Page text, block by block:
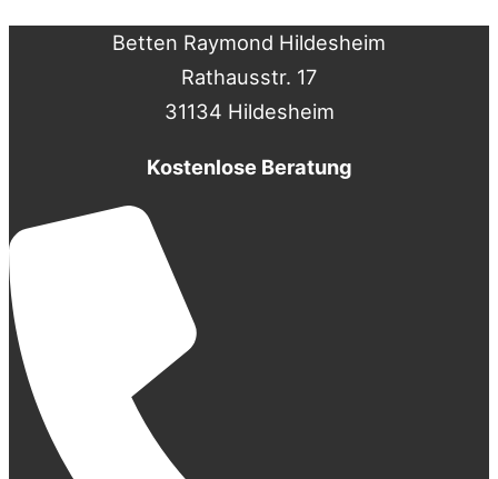
Betten Raymond Hildesheim
Rathausstr. 17
31134 Hildesheim
Kostenlose Beratung